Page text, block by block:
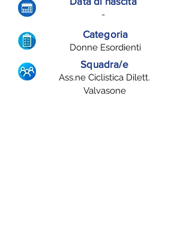
-
Categoria
Donne Esordienti
Squadra/e
Ass.ne Ciclistica Dilett.
Valvasone